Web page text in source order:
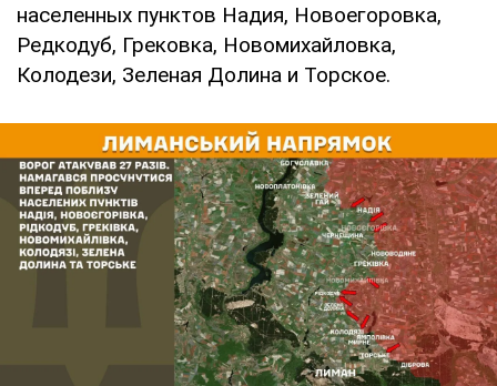
населенных пунктов Надия, Новоегоровка,
Редкодуб, Грековка, Новомихайловка,
Колодези, Зеленая Долина и Торское.